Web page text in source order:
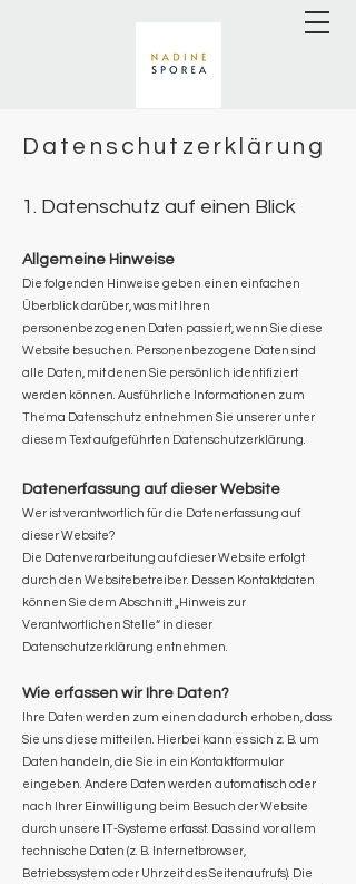
Datenschutzerklärung
1. Datenschutz auf einen Blick
Allgemeine Hinweise
Die folgenden Hinweise geben einen einfachen
Überblick darüber, was mit Ihren
personenbezogenen Daten passiert, wenn Sie diese
Website besuchen. Personenbezogene Daten sind
alle Daten, mit denen Sie persönlich identifiziert
werden können. Ausführliche Informationen zum
Thema Datenschutz entnehmen Sie unserer unter
diesem Text aufgeführten Datenschutzerklärung.
Datenerfassung auf dieser Website
Wer ist verantwortlich für die Datenerfassung auf
dieser Website?
Die Datenverarbeitung auf dieser Website erfolgt
durch den Websitebetreiber. Dessen Kontaktdaten
können Sie dem Abschnitt „Hinweis zur
Verantwortlichen Stelle“ in dieser
Datenschutzerklärung entnehmen.
Wie erfassen wir Ihre Daten?
Ihre Daten werden zum einen dadurch erhoben, dass
Sie uns diese mitteilen. Hierbei kann es sich z. B. um
Daten handeln, die Sie in ein Kontaktformular
eingeben. Andere Daten werden automatisch oder
nach Ihrer Einwilligung beim Besuch der Website
durch unsere IT-Systeme erfasst. Das sind vor allem
technische Daten (z. B. Internetbrowser,
Betriebssystem oder Uhrzeit des Seitenaufrufs). Die